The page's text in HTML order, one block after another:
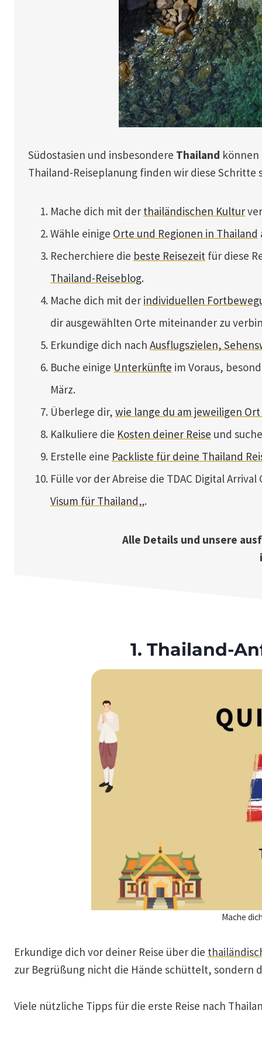
Südostasien und insbesondere Thailand
Thailand-Reiseplanung finden wir diese Schritte
Mache dich mit der thailändischen Kultur
Wähle einige Orte und Regionen in Thailand
Recherchiere die beste Reisezeit für diese
Thailand-Reiseblog.
Mache dich mit der individuellen
dir ausgewählten Orte miteinander zu
Erkundige dich nach Ausflugszielen,
Buche einige Unterkünfte im Voraus,
März.
Überlege dir, wie lange du am jeweiligen
Kalkuliere die Kosten deiner Reise und
Erstelle eine Packliste für deine Thailand
Fülle vor der Abreise die TDAC Digital
Visum für Thailand„.
Alle Details und unsere
1. Thailand-
Mache
Erkundige dich vor deiner Reise über die
zur Begrüßung nicht die Hände schüttelt, sondern
Viele nützliche Tipps für die erste Reise nach